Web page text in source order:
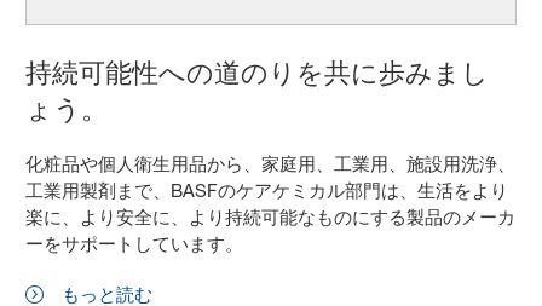
持続可能性への道のりを共に歩みまし
ょう。
化粧品や個人衛生用品から、家庭用、工業用、施設用洗浄、
工業用製剤まで、BASFのケアケミカル部門は、生活をより
楽に、より安全に、より持続可能なものにする製品のメーカ
ーをサポートしています。
もっと読む